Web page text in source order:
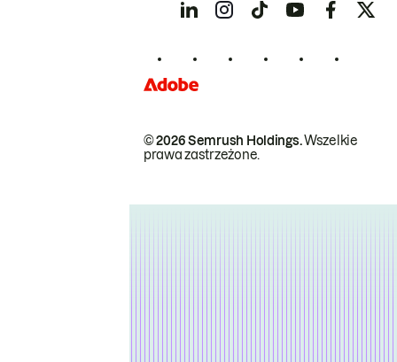
© 2026 Semrush Holdings.Wszelkie
prawa zastrzeżone.